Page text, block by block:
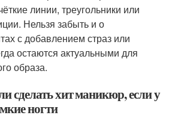
линии, треугольники или
Нельзя забыть и о
с добавлением страз или
остаются актуальными для
образа.
сделать хит маникюр, если у
ногти